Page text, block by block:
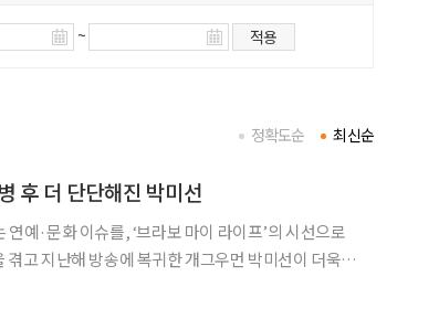
~ 적용
최신순
정확도순
후 더 단단해진 박미선
예·문화 이슈를, ‘브라보 마이 라이프’의 시선으로